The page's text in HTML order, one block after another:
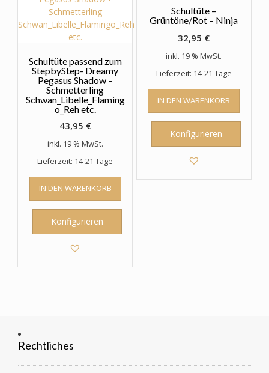
Schultüte passend zum
StepbyStep- Dreamy
Pegasus Shadow –
Schmetterling
Schwan_Libelle_Flaming
o_Reh etc.
43,95 €
inkl. 19 % MwSt.
Lieferzeit: 14-21 Tage
IN DEN WARENKORB
Konfigurieren
Schultüte –
Grüntöne/Rot – Ninja
32,95 €
inkl. 19 % MwSt.
Lieferzeit: 14-21 Tage
IN DEN WARENKORB
Konfigurieren
Rechtliches